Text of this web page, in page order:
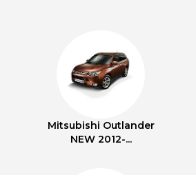
Mitsubishi Outlander
NEW 2012-...